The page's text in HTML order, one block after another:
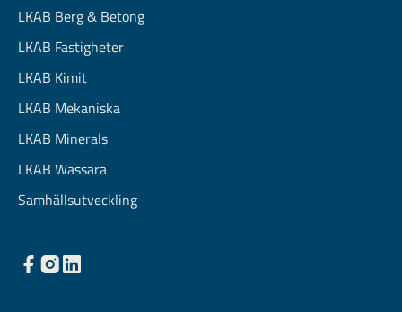
LKAB Berg & Betong
LKAB Fastigheter
LKAB Kimit
LKAB Mekaniska
LKAB Minerals
LKAB Wassara
Samhällsutveckling